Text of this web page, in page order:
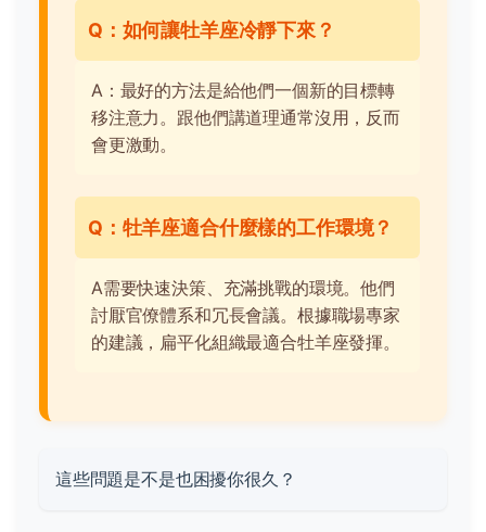
Q：如何讓牡羊座冷靜下來？
A：最好的方法是給他們一個新的目標轉
移注意力。跟他們講道理通常沒用，反而
會更激動。
Q：牡羊座適合什麼樣的工作環境？
A需要快速決策、充滿挑戰的環境。他們
討厭官僚體系和冗長會議。根據職場專家
的建議，扁平化組織最適合牡羊座發揮。
這些問題是不是也困擾你很久？